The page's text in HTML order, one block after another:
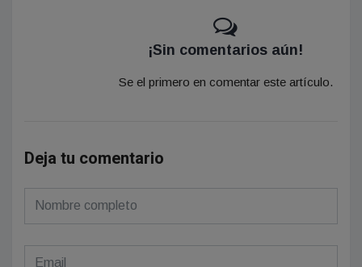
¡Sin comentarios aún!
Se el primero en comentar este artículo.
Deja tu comentario